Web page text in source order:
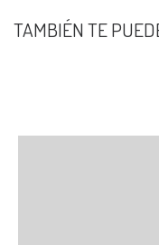
TAMBIÉN TE